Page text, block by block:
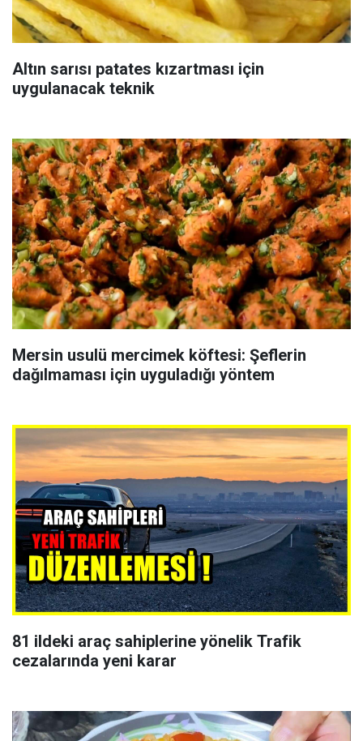
Altın sarısı patates kızartması için
uygulanacak teknik
Mersin usulü mercimek köftesi: Şeflerin
dağılmaması için uyguladığı yöntem
81 ildeki araç sahiplerine yönelik Trafik
cezalarında yeni karar